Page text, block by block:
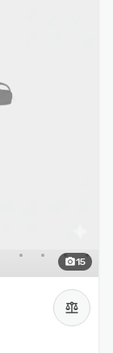
photo_camera15
balance